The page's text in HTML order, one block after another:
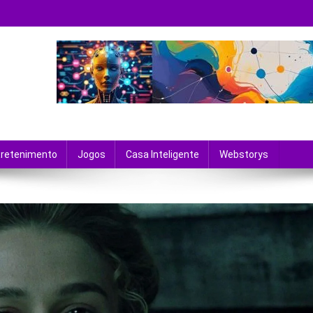
Jogos Casa Inteligente Webstorys